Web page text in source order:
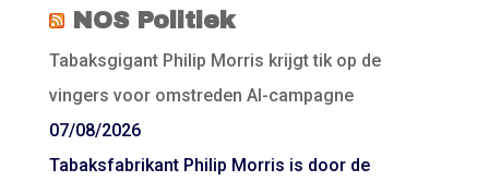
NOS Politiek
Tabaksgigant Philip Morris krijgt tik op de
vingers voor omstreden AI-campagne
07/08/2026
Tabaksfabrikant Philip Morris is door de